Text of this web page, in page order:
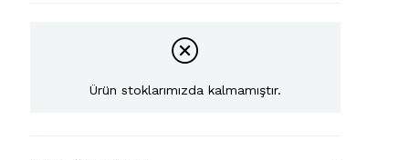
Ürün stoklarımızda kalmamıştır.